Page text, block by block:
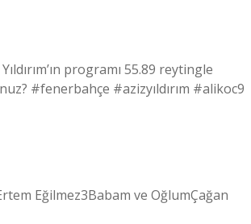
programı 55.89 reytingle
#fenerbahçe #azizyıldırım #alikoc9
Eğilmez3Babam ve OğlumÇağan